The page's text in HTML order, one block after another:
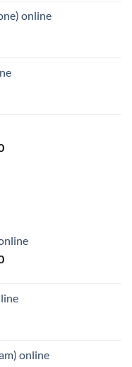
online
Prisinterval:
Prisinterval:
kr.2,000.00
online